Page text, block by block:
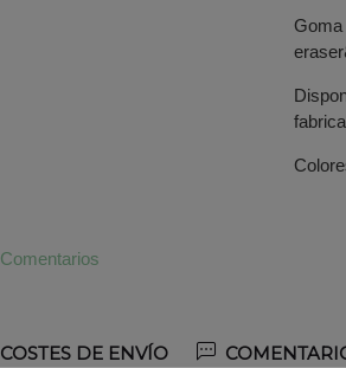
Comentarios
COSTES DE ENVÍO